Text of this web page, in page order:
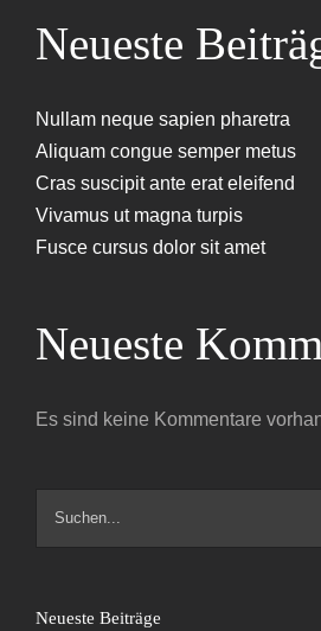
Neueste
Nullam neque sapien pharetra
Aliquam congue semper metus
Cras suscipit ante erat eleifend
Vivamus ut magna turpis
Fusce cursus dolor sit amet
Neueste
Es sind keine Kommentare
Neueste Beiträge